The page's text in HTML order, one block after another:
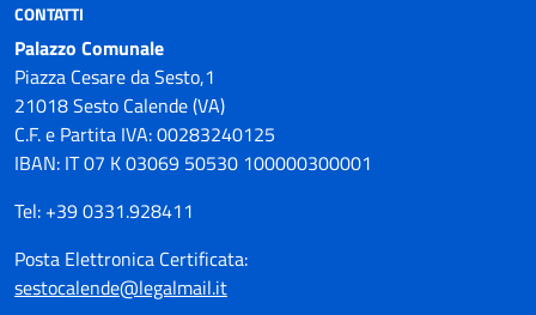
CONTATTI
Palazzo Comunale
Piazza Cesare da Sesto,1
21018 Sesto Calende (VA)
C.F. e Partita IVA: 00283240125
IBAN: IT 07 K 03069 50530 100000300001
Tel: +39 0331.928411
Posta Elettronica Certificata:
sestocalende@legalmail.it